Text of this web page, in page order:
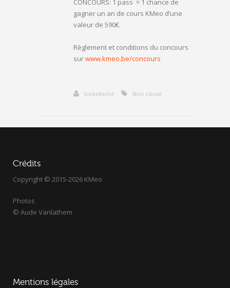
CONCOURS: 1 pass = 1 chance de
gagner un an de cours KMeo d’une
valeur de 590€.
Règlement et conditions du concours
surwww.kmeo.be/concours
kiekebiche Non classé
Crédits
Copyright © 2015-2026 KMeo
Photos
© Aude Vanlathem
Mentions légales